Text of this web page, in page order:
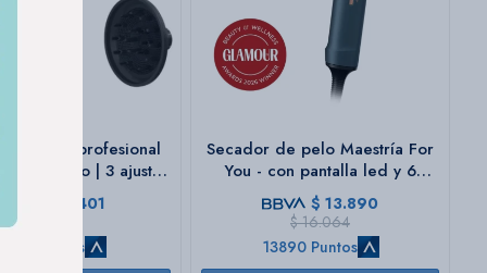
de pelo profesional
Compacto | 3 ajustes
y velocidad |
Ionic Control.
6.401
6401 Puntos
Secador de pelo Maestría For
You - con pantalla led y 6
accesorios
$ 13.890
$ 16.064
13890 Puntos